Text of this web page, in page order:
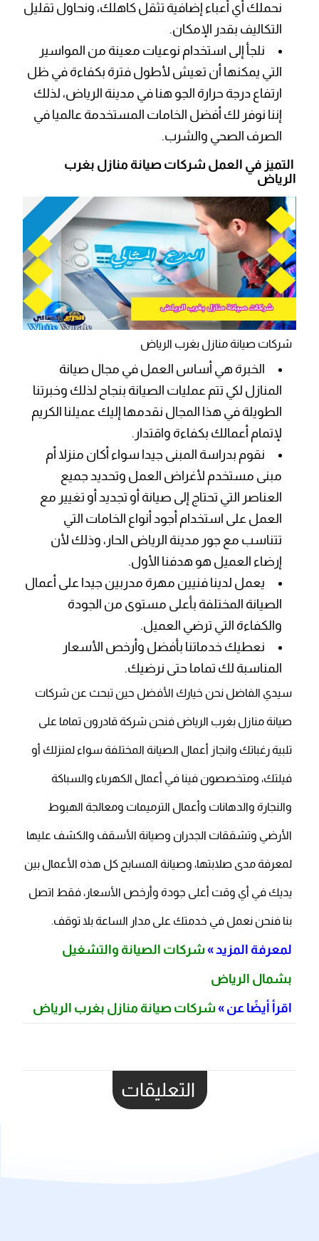
نحملك أي أعباء إضافية تثقل كاهلك، ونحاول تقليل
التكاليف بقدر الإمكان.
نلجأ إلى استخدام نوعيات معينة من المواسير
التي يمكنها أن تعيش لأطول فترة بكفاءة في ظل
ارتفاع درجة حرارة الجو هنا في مدينة الرياض، لذلك
إننا نوفر لك أفضل الخامات المستخدمة عالميا في
الصرف الصحي والشرب.
التميز في العمل شركات صيانة منازل بغرب
الرياض
شركات صيانة منازل بغرب الرياض
الخبرة هي أساس العمل في مجال صيانة
المنازل لكي تتم عمليات الصيانة بنجاح لذلك وخبرتنا
الطويلة في هذا المجال نقدمها إليك عميلنا الكريم
لإتمام أعمالك بكفاءة واقتدار.
نقوم بدراسة المبنى جيدا سواء أكان منزلا أم
مبنى مستخدم لأغراض العمل وتحديد جميع
العناصر التي تحتاج إلى صيانة أو تجديد أو تغيير مع
العمل على استخدام أجود أنواع الخامات التي
تتناسب مع جور مدينة الرياض الحار، وذلك لأن
إرضاء العميل هو هدفنا الأول.
يعمل لدينا فنيين مهرة مدربين جيدا على أعمال
الصيانة المختلفة بأعلى مستوى من الجودة
والكفاءة التي ترضي العميل.
نعطيك خدماتنا بأفضل وأرخص الأسعار
المناسبة لك تماما حتى نرضيك.
سيدي الفاضل نحن خيارك الأفضل حين تبحث عن شركات
صيانة منازل بغرب الرياض فنحن شركة قادرون تماما على
تلبية رغباتك وانجاز أعمال الصيانة المختلفة سواء لمنزلك أو
فيلتك، ومتخصصون فينا في أعمال الكهرباء والسباكة
والنجارة والدهانات وأعمال الترميمات ومعالجة الهبوط
الأرضي وتشققات الجدران وصيانة الأسقف والكشف عليها
لمعرفة مدى صلابتها، وصيانة المسابح كل هذه الأعمال بين
يديك في أي وقت أعلى جودة وأرخص الأسعار، فقط اتصل
بنا فنحن نعمل في خدمتك على مدار الساعة بلا توقف.
لمعرفة المزيد » شركات الصيانة والتشغيل
بشمال الرياض
اقرأ أيضًا عن » شركات صيانة منازل بغرب الرياض
التعليقات